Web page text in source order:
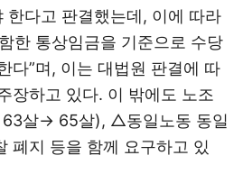
한다고 판결했는데, 이에 따라
한 통상임금을 기준으로 수당
다”며, 이는 대법원 판결에 따
장하고 있다. 이 밖에도 노조
살→ 65살), △동일노동 동일
폐지 등을 함께 요구하고 있